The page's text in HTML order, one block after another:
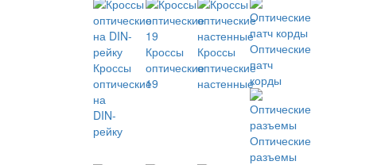
Кроссы
оптические
на
DIN-
рейку
Кроссы
оптические
19
Кроссы
оптические
настенные
Оптические
патч
корды
Оптические
разъемы